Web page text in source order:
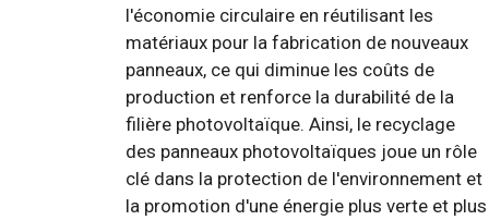
l'économie circulaire en réutilisant les
matériaux pour la fabrication de nouveaux
panneaux, ce qui diminue les coûts de
production et renforce la durabilité de la
filière photovoltaïque. Ainsi, le recyclage
des panneaux photovoltaïques joue un rôle
clé dans la protection de l'environnement et
la promotion d'une énergie plus verte et plus